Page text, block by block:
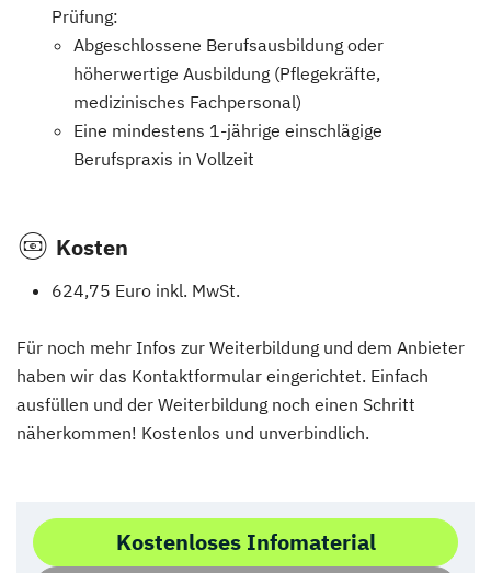
Prüfung:
Abgeschlossene Berufsausbildung oder
höherwertige Ausbildung (Pflegekräfte,
medizinisches Fachpersonal)
Eine mindestens 1-jährige einschlägige
Berufspraxis in Vollzeit
Kosten
624,75 Euro inkl. MwSt.
Für noch mehr Infos zur Weiterbildung und dem Anbieter
haben wir das Kontaktformular eingerichtet. Einfach
ausfüllen und der Weiterbildung noch einen Schritt
näherkommen! Kostenlos und unverbindlich.
Kostenloses Infomaterial